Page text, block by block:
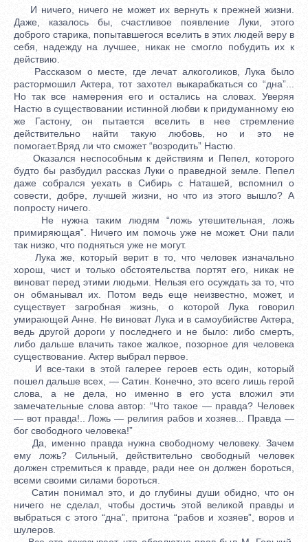
И ничего, ничего не может их вернуть к прежней жизни.
Даже, казалось бы, счастливое появление Луки, этого
доброго старика, попытавшегося вселить в этих людей веру в
себя, надежду на лучшее, никак не смогло побудить их к
действию.
Рассказом о месте, где лечат алкоголиков, Лука было
растормошил Актера, тот захотел выкарабкаться со “дна”...
Но так все намерения его и остались на словах. Уверяя
Настю в существовании истинной любви к придуманному ею
же Гастону, он пытается вселить в нее стремление
действительно найти такую любовь, но и это не
помогает.Вряд ли что сможет “возродить” Настю.
Оказался неспособным к действиям и Пепел, которого
будто бы разбудил рассказ Луки о праведной земле. Пепел
даже собрался уехать в Сибирь с Наташей, вспомнил о
совести, добре, лучшей жизни, но что из этого вышло? А
попросту ничего.
Не нужна таким людям “ложь утешительная, ложь
примиряющая”. Ничего им помочь уже не может. Они пали
так низко, что подняться уже не могут.
Лука же, который верит в то, что человек изначально
хорош, чист и только обстоятельства портят его, никак не
виноват перед этими людьми. Нельзя его осуждать за то, что
он обманывал их. Потом ведь еще неизвестно, может, и
существует загробная жизнь, о которой Лука говорил
умирающей Анне. Не виноват Лука и в самоубийстве Актера,
ведь другой дороги у последнего и не было: либо смерть,
либо дальше влачить такое жалкое, позорное для человека
существование. Актер выбрал первое.
И все-таки в этой галерее героев есть один, который
пошел дальше всех, — Сатин. Конечно, это всего лишь герой
слова, а не дела, но именно в его уста вложил эти
замечательные слова автор: “Что такое — правда? Человек
— вот правда!.. Ложь — религия рабов и хозяев... Правда —
бог свободного человека!”
Да, именно правда нужна свободному человеку. Зачем
ему ложь? Сильный, действительно свободный человек
должен стремиться к правде, ради нее он должен бороться,
всеми своими силами бороться.
Сатин понимал это, и до глубины души обидно, что он
ничего не сделал, чтобы достичь этой великой правды и
выбраться с этого “дна”, притона “рабов и хозяев”, воров и
шулеров.